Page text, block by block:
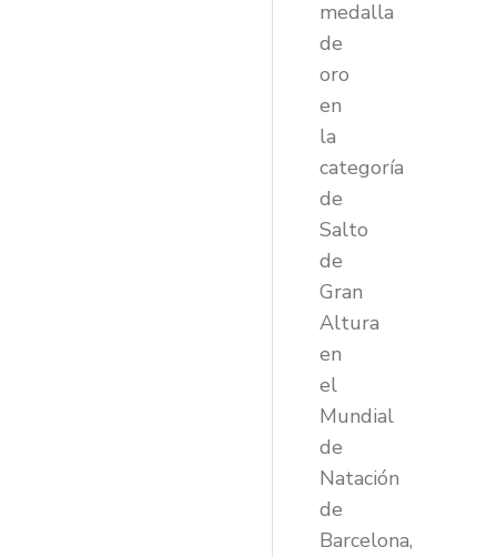
medalla
de
oro
en
la
categoría
de
Salto
de
Gran
Altura
en
el
Mundial
de
Natación
de
Barcelona,